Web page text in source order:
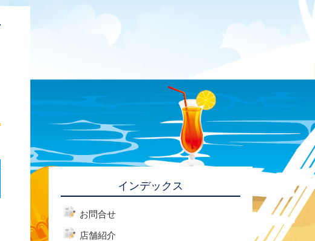
インデックス
お問合せ
店舗紹介